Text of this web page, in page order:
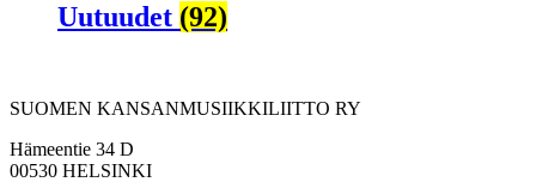
Uutuudet (92)
SUOMEN KANSANMUSIIKKILIITTO RY
Hämeentie 34 D
00530 HELSINKI